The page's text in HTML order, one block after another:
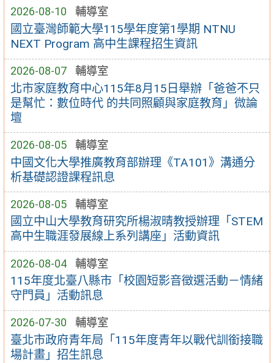
2026-08-10 輔導室
國立臺灣師範大學115學年度第1學期 NTNU
NEXT Program 高中生課程招生資訊
2026-08-07 輔導室
北市家庭教育中心115年8月15日舉辦「爸爸不只
是幫忙：數位時代 的共同照顧與家庭教育」微論
壇
2026-08-05 輔導室
中國文化大學推廣教育部辦理《TA101》溝通分
析基礎認證課程訊息
2026-08-05 輔導室
國立中山大學教育研究所楊淑晴教授辦理「STEM
高中生職涯發展線上系列講座」活動資訊
2026-08-04 輔導室
115年度北臺八縣市「校園短影音徵選活動－情緒
守門員」活動訊息
2026-07-30 輔導室
臺北市政府青年局「115年度青年以戰代訓銜接職
場計畫」招生訊息